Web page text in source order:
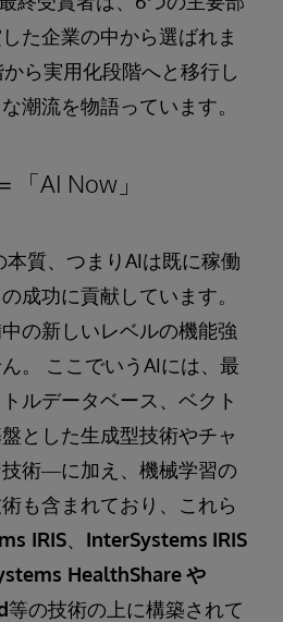
た企業の中から選ばれま
ら実用化段階へと移行し
潮流を物語っています。
「AI Now」
本質、つまりAIは既に稼働
成功に貢献しています。
の新しいレベルの機能強
。 ここでいうAIには、最
ルデータベース、ベクト
とした生成型技術やチャ
術―に加え、機械学習の
も含まれており、これら
IRIS、 InterSystems IRIS
HealthShareや
等の技術の上に構築されて